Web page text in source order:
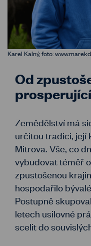
Karel Kalný, foto:
Od
Zemědělství má
určitou tradici, její
Mitrova. Vše, co
vybudovat téměř
zpustošenou
hospodařilo
Postupně
letech usilovné
scelit do